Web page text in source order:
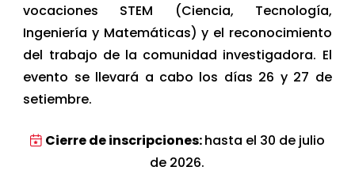
vocaciones STEM (Ciencia, Tecnología,
Ingeniería y Matemáticas) y el reconocimiento
del trabajo de la comunidad investigadora. El
evento se llevará a cabo los días 26 y 27 de
setiembre.
Cierre de inscripciones:hasta el 30 de julio
de 2026.